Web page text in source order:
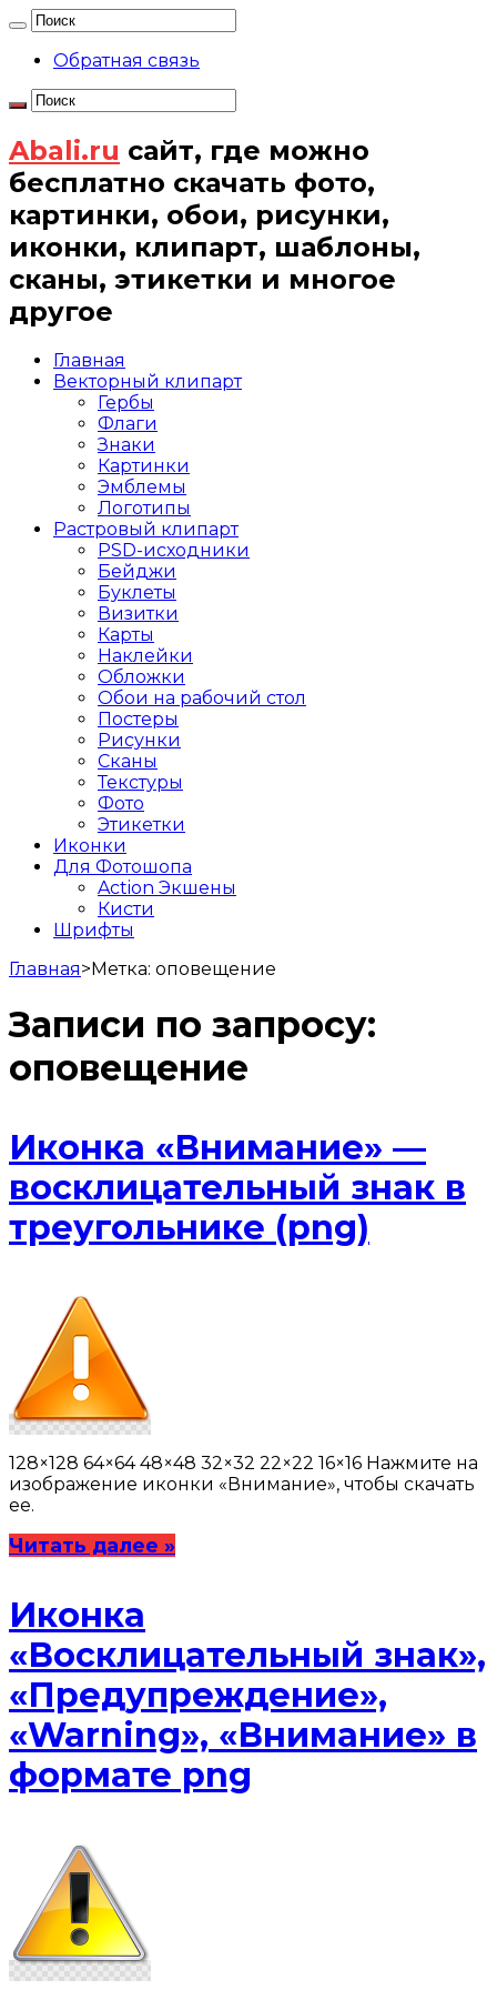
Обратная связь
Abali.ru сайт, где можно
бесплатно скачать фото,
картинки, обои, рисунки,
иконки, клипарт, шаблоны,
сканы, этикетки и многое
другое
Главная
Векторный клипарт
Гербы
Флаги
Знаки
Картинки
Эмблемы
Логотипы
Растровый клипарт
PSD-исходники
Бейджи
Буклеты
Визитки
Карты
Наклейки
Обложки
Обои на рабочий стол
Постеры
Рисунки
Сканы
Текстуры
Фото
Этикетки
Иконки
Для Фотошопа
Action Экшены
Кисти
Шрифты
Главная>Метка: оповещение
Записи по запросу:
оповещение
Иконка «Внимание» —
восклицательный знак в
треугольнике (png)
128×128 64×64 48×48 32×32 22×22 16×16 Нажмите на
изображение иконки «Внимание», чтобы скачать
ее.
Читать далее »
Иконка
«Восклицательный знак»,
«Предупреждение»,
«Warning», «Внимание» в
формате png